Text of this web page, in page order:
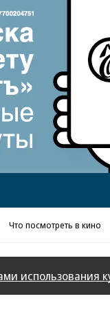
Реклама в «Ъ»
Что посмотреть в кино
использования